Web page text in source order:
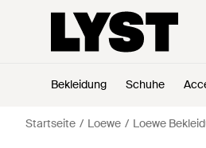
Bekleidung Schuhe
Startseite Loewe Loewe